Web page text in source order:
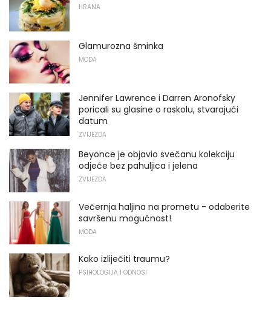
HRANA
Glamurozna šminka
MODA
Jennifer Lawrence i Darren Aronofsky
poricali su glasine o raskolu, stvarajući
datum
ZVIJEZDA
Beyonce je objavio svečanu kolekciju
odjeće bez pahuljica i jelena
ZVIJEZDA
Večernja haljina na prometu - odaberite
savršenu mogućnost!
MODA
Kako izliječiti traumu?
PSIHOLOGIJA I ODNOSI